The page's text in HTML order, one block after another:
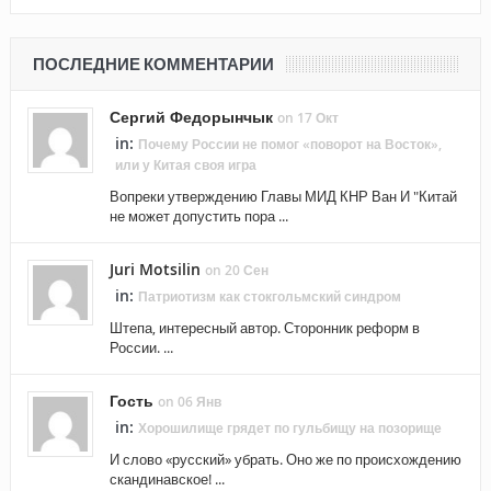
ПОСЛЕДНИЕ КОММЕНТАРИИ
Сергий Федорынчык on 17 Окт
in: Почему России не помог «поворот на Восток»,
или у Китая своя игра
Вопреки утверждению Главы МИД КНР Ван И "Китай
не может допустить пора ...
Juri Motsilin on 20 Сен
in: Патриотизм как стокгольмский синдром
Штепа, интересный автор. Сторонник реформ в
России. ...
Гость on 06 Янв
in: Хорошилище грядет по гульбищу на позорище
И слово «русский» убрать. Оно же по происхождению
скандинавское! ...